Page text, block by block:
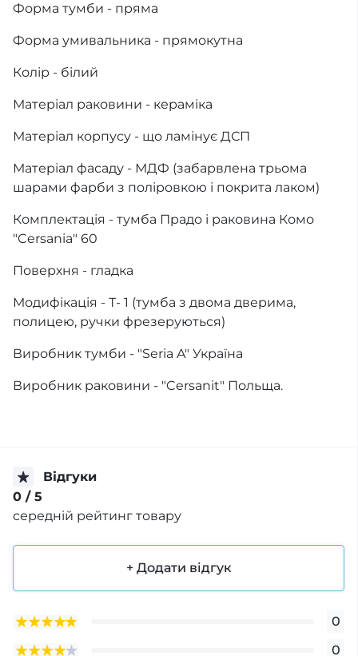
Форма тумби - пряма
Форма умивальника - прямокутна
Колір - білий
Матеріал раковини - кераміка
Матеріал корпусу - що ламінує ДСП
Матеріал фасаду - МДФ (забарвлена трьома
шарами фарби з поліровкою і покрита лаком)
Комплектація - тумба Прадо і раковина Комо
"Cersania" 60
Поверхня - гладка
Модифікація - Т- 1 (тумба з двома дверима,
полицею, ручки фрезеруються)
Виробник тумби - "Seria A" Україна
Виробник раковини - "Cersanit" Польща.
Відгуки
0 / 5
середній рейтинг товару
+ Додати відгук
0
0